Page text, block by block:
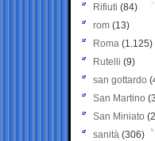
Rifiuti (84)
rom (13)
Roma (1.125)
Rutelli (9)
san gottardo
San Martino
San Miniato
sanità (306)